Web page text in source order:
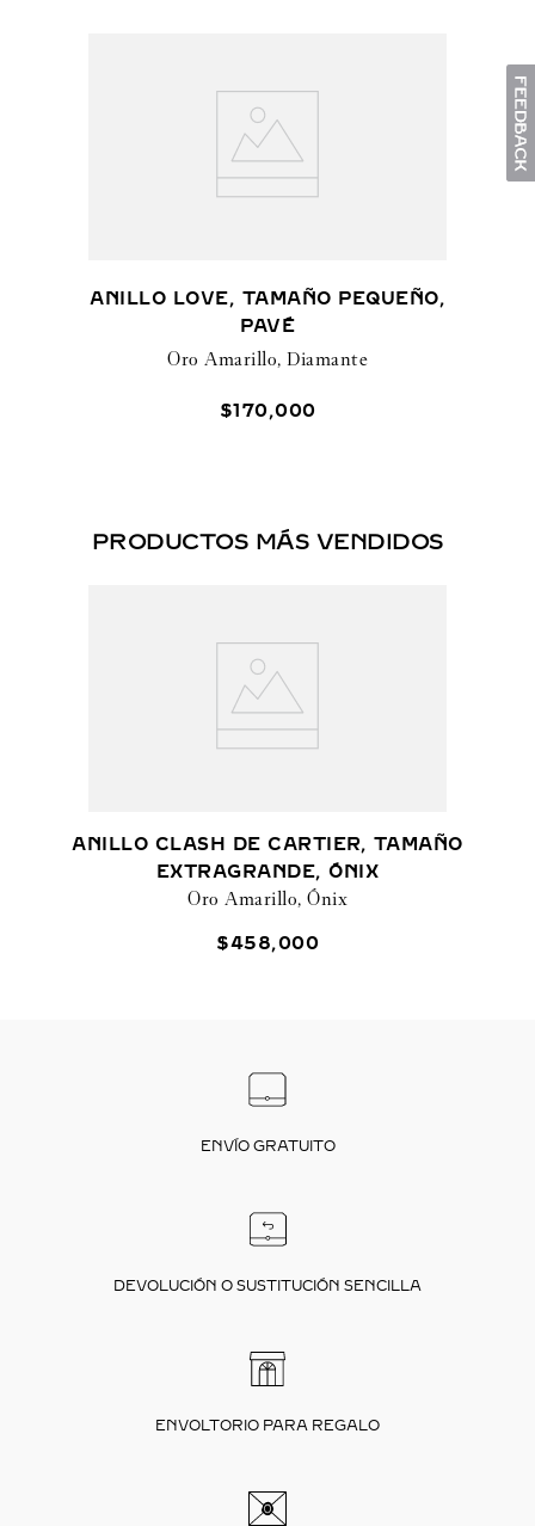
ANILLO LOVE, TAMAÑO PEQUEÑO,
PAVÉ
Oro Amarillo, Diamante
$170,000
PRODUCTOS MÁS VENDIDOS
ANILLO CLASH DE CARTIER, TAMAÑO
EXTRAGRANDE, ÓNIX
Oro Amarillo, Ónix
$458,000
ENVÍO GRATUITO
DEVOLUCIÓN O SUSTITUCIÓN SENCILLA
ENVOLTORIO PARA REGALO